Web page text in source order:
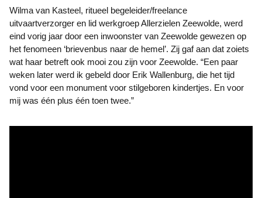
Wilma van Kasteel, ritueel begeleider/freelance
uitvaartverzorger en lid werkgroep Allerzielen Zeewolde, werd
eind vorig jaar door een inwoonster van Zeewolde gewezen op
het fenomeen ‘brievenbus naar de hemel’. Zij gaf aan dat zoiets
wat haar betreft ook mooi zou zijn voor Zeewolde. “Een paar
weken later werd ik gebeld door Erik Wallenburg, die het tijd
vond voor een monument voor stilgeboren kindertjes. En voor
mij was één plus één toen twee.”